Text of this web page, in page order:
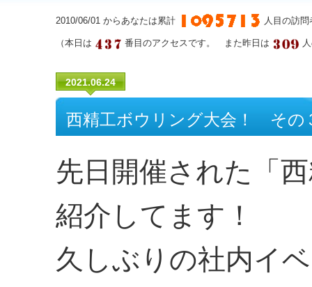
2010/06/01 からあなたは累計 人目の訪
（本日は 番目のアクセスです。 また昨日は
2021.06.24
西精工ボウリング大会！ その
先日開催された「
紹介してます！
久しぶりの社内イ